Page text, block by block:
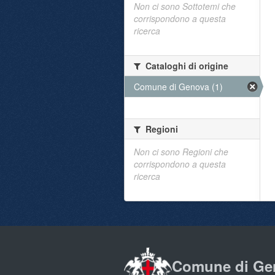
Non ci sono Sottotemi che
corrispondono a questa
ricerca
Cataloghi di origine
Comune di Genova (1)
Regioni
Non ci sono Regioni che
corrispondono a questa
ricerca
Comune di